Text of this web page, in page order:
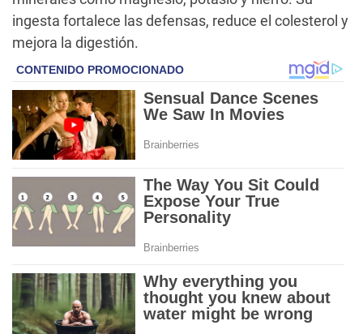
ingesta fortalece las defensas, reduce el colesterol y
mejora la digestión.